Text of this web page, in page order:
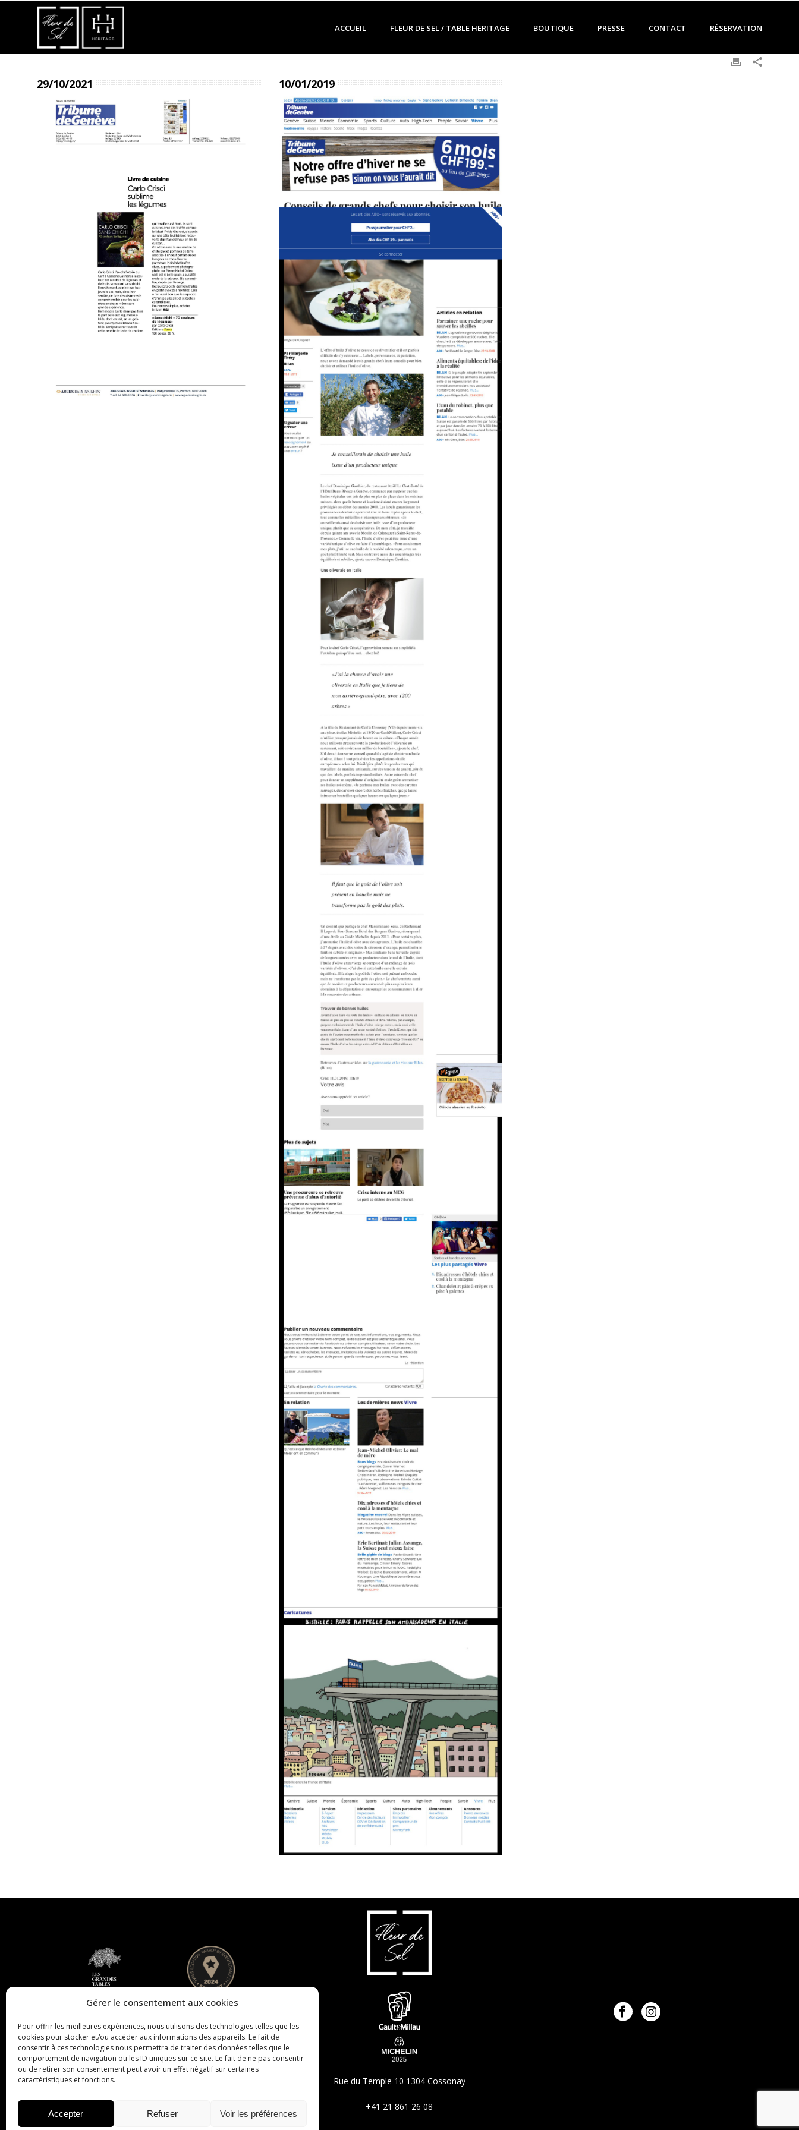
Gérer le consentement aux cookies
Pour offrir les meilleures expériences, nous utilisons des technologies telles que les
cookies pour stocker et/ou accéder aux informations des appareils. Le fait de
consentir à ces technologies nous permettra de traiter des données telles que le
comportement de navigation ou les ID uniques sur ce site. Le fait de ne pas consentir
ou de retirer son consentement peut avoir un effet négatif sur certaines
caractéristiques et fonctions.
Accepter Refuser Voir les préférences
ACCUEIL FLEUR DE SEL / TABLE HERITAGE BOUTIQUE PRESSE CONTACT RÉSERVATION
29/10/2021 10/01/2019
Rue du Temple 10 1304 Cossonay
+41 21 861 26 08